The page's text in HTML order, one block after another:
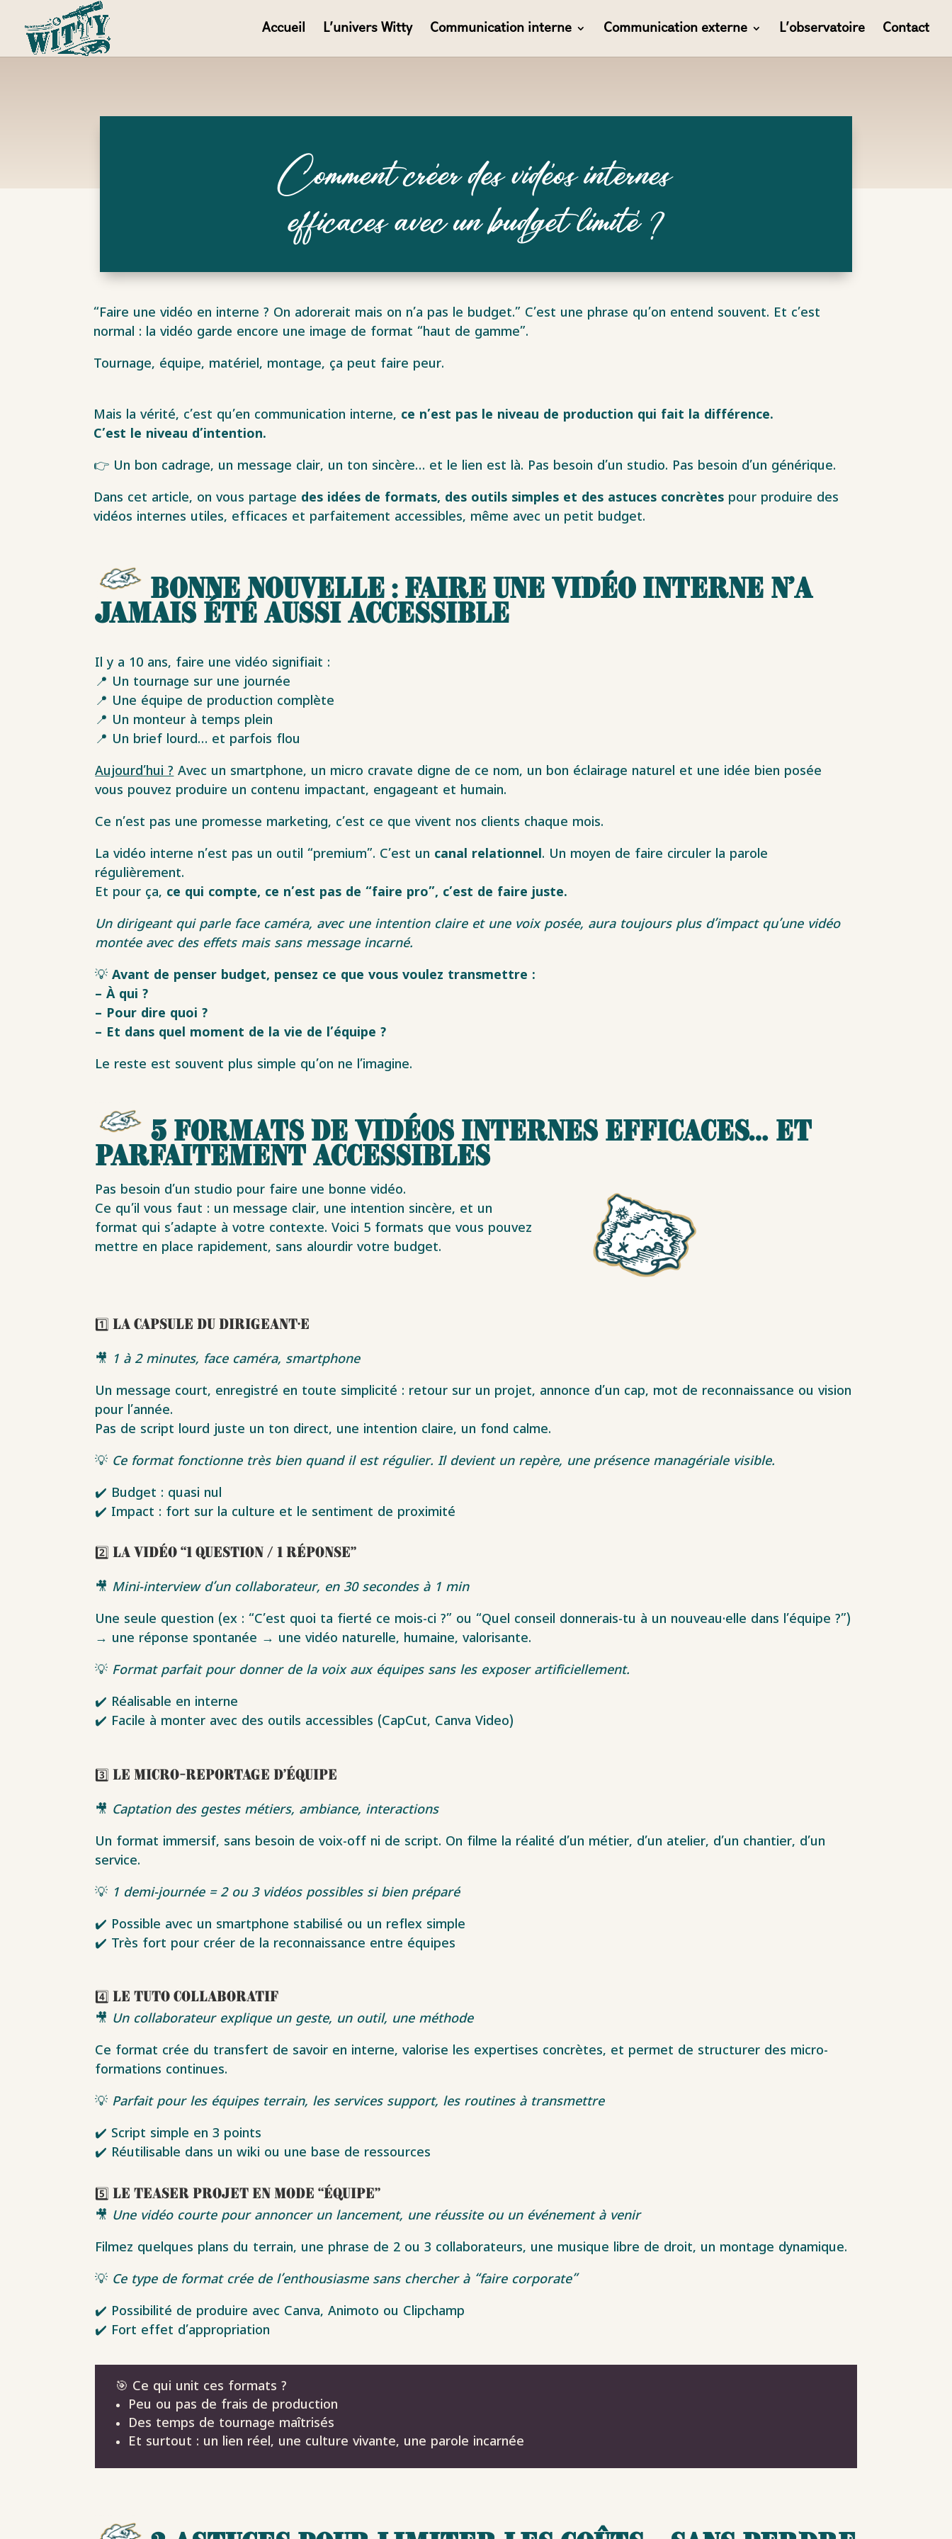
Accueil L’univers Witty Communication interne Communication externe L’observatoire Contact
Comment créer des vidéos internes
efficaces avec un budget limité ?
“Faire une vidéo en interne ? On adorerait mais on n’a pas le budget.” C’est une phrase qu’on entend souvent. Et c’est
normal : la vidéo garde encore une image de format “haut de gamme”.
Tournage, équipe, matériel, montage, ça peut faire peur.
Mais la vérité, c’est qu’en communication interne, ce n’est pas le niveau de production qui fait la différence.
C’est le niveau d’intention.
👉 Un bon cadrage, un message clair, un ton sincère… et le lien est là. Pas besoin d’un studio. Pas besoin d’un générique.
Dans cet article, on vous partage des idées de formats, des outils simples et des astuces concrètes pour produire des
vidéos internes utiles, efficaces et parfaitement accessibles, même avec un petit budget.
Bonne nouvelle : faire une vidéo interne n’a
jamais été aussi accessible
Il y a 10 ans, faire une vidéo signifiait :
📍 Un tournage sur une journée
📍 Une équipe de production complète
📍 Un monteur à temps plein
📍 Un brief lourd… et parfois flou
Aujourd’hui ?Avec un smartphone, un micro cravate digne de ce nom, un bon éclairage naturel et une idée bien posée
vous pouvez produire un contenu impactant, engageant et humain.
Ce n’est pas une promesse marketing, c’est ce que vivent nos clients chaque mois.
La vidéo interne n’est pas un outil “premium”. C’est un canal relationnel. Un moyen de faire circuler la parole
régulièrement.
Et pour ça, ce qui compte, ce n’est pas de “faire pro”, c’est de faire juste.
Un dirigeant qui parle face caméra, avec une intention claire et une voix posée, aura toujours plus d’impact qu’une vidéo
montée avec des effets mais sans message incarné.
💡Avant de penser budget, pensez ce que vous voulez transmettre :
– À qui ?
– Pour dire quoi ?
– Et dans quel moment de la vie de l’équipe ?
Le reste est souvent plus simple qu’on ne l’imagine.
5 formats de vidéos internes efficaces… et
parfaitement accessibles
Pas besoin d’un studio pour faire une bonne vidéo.
Ce qu’il vous faut : un message clair, une intention sincère, et un
format qui s’adapte à votre contexte. Voici 5 formats que vous pouvez
mettre en place rapidement, sans alourdir votre budget.
1️⃣ La capsule du dirigeant·e
🎥 1 à 2 minutes, face caméra, smartphone
Un message court, enregistré en toute simplicité : retour sur un projet, annonce d’un cap, mot de reconnaissance ou vision
pour l’année.
Pas de script lourd juste un ton direct, une intention claire, un fond calme.
💡 Ce format fonctionne très bien quand il est régulier. Il devient un repère, une présence managériale visible.
✔️ Budget : quasi nul
✔️ Impact : fort sur la culture et le sentiment de proximité
2️⃣ La vidéo “1 question / 1 réponse”
🎥 Mini-interview d’un collaborateur, en 30 secondes à 1 min
Une seule question (ex : “C’est quoi ta fierté ce mois-ci ?” ou “Quel conseil donnerais-tu à un nouveau·elle dans l’équipe ?”)
→ une réponse spontanée → une vidéo naturelle, humaine, valorisante.
💡 Format parfait pour donner de la voix aux équipes sans les exposer artificiellement.
✔️ Réalisable en interne
✔️ Facile à monter avec des outils accessibles (CapCut, Canva Video)
3️⃣ Le micro-reportage d’équipe
🎥 Captation des gestes métiers, ambiance, interactions
Un format immersif, sans besoin de voix-off ni de script. On filme la réalité d’un métier, d’un atelier, d’un chantier, d’un
service.
💡 1 demi-journée = 2 ou 3 vidéos possibles si bien préparé
✔️ Possible avec un smartphone stabilisé ou un reflex simple
✔️ Très fort pour créer de la reconnaissance entre équipes
4️⃣ Le tuto collaboratif
🎥 Un collaborateur explique un geste, un outil, une méthode
Ce format crée du transfert de savoir en interne, valorise les expertises concrètes, et permet de structurer des micro-
formations continues.
💡 Parfait pour les équipes terrain, les services support, les routines à transmettre
✔️ Script simple en 3 points
✔️ Réutilisable dans un wiki ou une base de ressources
5️⃣ Le teaser projet en mode “équipe”
🎥 Une vidéo courte pour annoncer un lancement, une réussite ou un événement à venir
Filmez quelques plans du terrain, une phrase de 2 ou 3 collaborateurs, une musique libre de droit, un montage dynamique.
💡 Ce type de format crée de l’enthousiasme sans chercher à “faire corporate”
✔️ Possibilité de produire avec Canva, Animoto ou Clipchamp
✔️ Fort effet d’appropriation
🎯 Ce qui unit ces formats ?
Peu ou pas de frais de production
Des temps de tournage maîtrisés
Et surtout : un lien réel, une culture vivante, une parole incarnée